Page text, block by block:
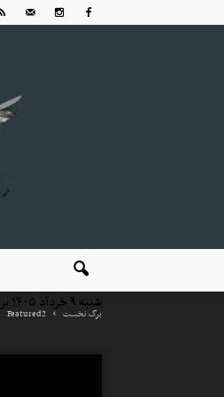
برگ نخست Featured2
شنبه ۹ خرداد ۱۴۰۵ برابر با ۳۰ مه ۲۰۲۶